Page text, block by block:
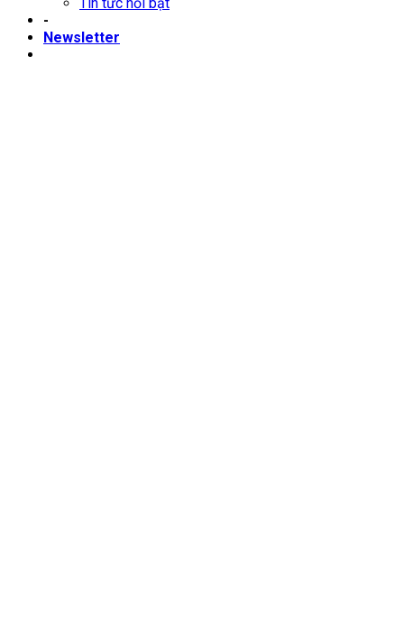
-
Newsletter